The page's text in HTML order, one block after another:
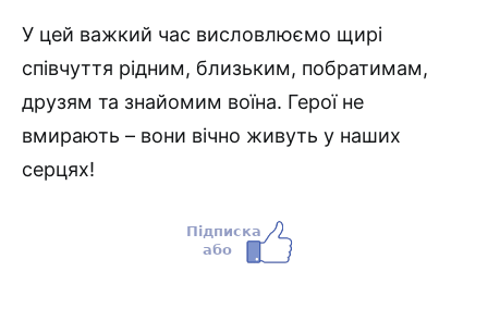
У цей важкий час висловлюємо щирі
співчуття рідним, близьким, побратимам,
друзям та знайомим воїна. Герої не
вмирають – вони вічно живуть у наших
серцях!